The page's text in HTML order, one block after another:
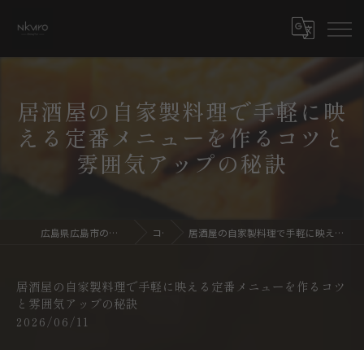
居酒屋の自家製料理で手軽に映
える定番メニューを作るコツと
雰囲気アップの秘訣
広島県広島市の居酒屋ならdining bar NKURO コラム 居酒屋の自家製料理で手軽に映える定番メニューを作るコツと雰囲気アップの秘訣
居酒屋の自家製料理で手軽に映える定番メニューを作るコツ
と雰囲気アップの秘訣
2026/06/11